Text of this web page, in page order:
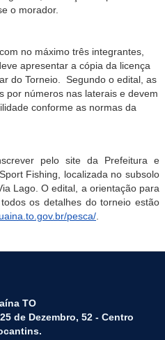
o morador.
no máximo três integrantes,
apresentar a cópia da licença
do Torneio. Segundo o edital, as
por números nas laterais e devem
conforme as normas da
pelo site da Prefeitura e
Fishing, localizada no subsolo
Lago. O edital, a orientação para
os detalhes do torneio estão
pesca/
TO
de Dezembro, 52 - Centro